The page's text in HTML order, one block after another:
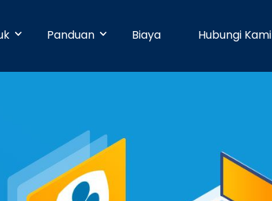
Businesses
hari ini juga, walaupun
Tanpa perlu
Dengan 25 pilihan metode pembayaran,
pelanggan Anda dapat membayar
dengan mudah.
Panduan
Pusat Bantuan
Partner
Biaya Hubungi Kami